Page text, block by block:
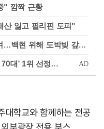
" 깜짝 근황
산 잃고 필리핀 도피"
차가원 "MC몽에 400억 뜯겨…백현 위해 도박빚 갚아줘"
학교와 함께하는 전공